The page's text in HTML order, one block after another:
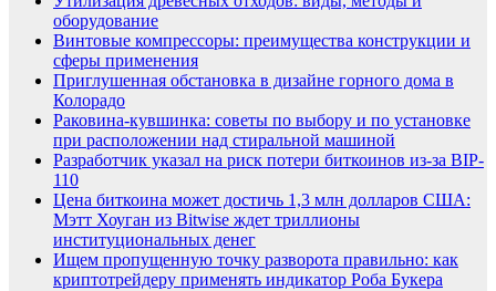
оборудование
Винтовые компрессоры: преимущества конструкции и
сферы применения
Приглушенная обстановка в дизайне горного дома в
Колорадо
Раковина-кувшинка: советы по выбору и по установке
при расположении над стиральной машиной
Разработчик указал на риск потери биткоинов из-за BIP-
110
Цена биткоина может достичь 1,3 млн долларов США:
Мэтт Хоуган из Bitwise ждет триллионы
институциональных денег
Ищем пропущенную точку разворота правильно: как
криптотрейдеру применять индикатор Роба Букера